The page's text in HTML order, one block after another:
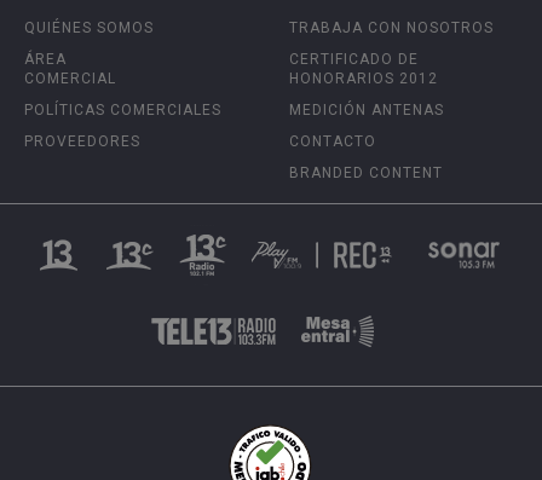
QUIÉNES SOMOS
ÁREA
COMERCIAL
POLÍTICAS COMERCIALES
PROVEEDORES
TRABAJA CON NOSOTROS
CERTIFICADO DE
HONORARIOS 2012
MEDICIÓN ANTENAS
CONTACTO
BRANDED CONTENT